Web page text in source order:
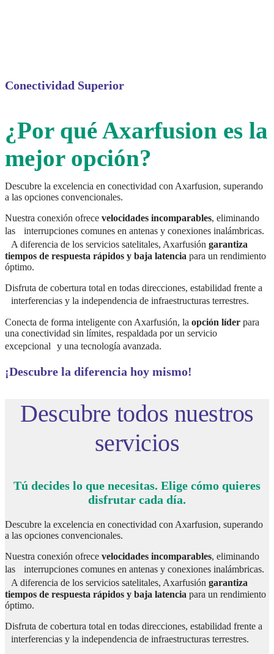
Conectividad Superior
¿Por qué Axarfusion es la
mejor opción?
Descubre la excelencia en conectividad con Axarfusion, superando
a las opciones convencionales.
Nuestra conexión ofrece velocidades incomparables, eliminando
las interrupciones comunes en antenas y conexiones inalámbricas.
A diferencia de los servicios satelitales, Axarfusión garantiza
tiempos de respuesta rápidos y baja latencia para un rendimiento
óptimo.
Disfruta de cobertura total en todas direcciones, estabilidad frente a
interferencias y la independencia de infraestructuras terrestres.
Conecta de forma inteligente con Axarfusión, la opción líder para
una conectividad sin límites, respaldada por un servicio
excepcional y una tecnología avanzada.
¡Descubre la diferencia hoy mismo!
Descubre todos nuestros
servicios
Tú decides lo que necesitas. Elige cómo quieres
disfrutar cada día.
Descubre la excelencia en conectividad con Axarfusion, superando
a las opciones convencionales.
Nuestra conexión ofrece velocidades incomparables, eliminando
las interrupciones comunes en antenas y conexiones inalámbricas.
A diferencia de los servicios satelitales, Axarfusión garantiza
tiempos de respuesta rápidos y baja latencia para un rendimiento
óptimo.
Disfruta de cobertura total en todas direcciones, estabilidad frente a
interferencias y la independencia de infraestructuras terrestres.